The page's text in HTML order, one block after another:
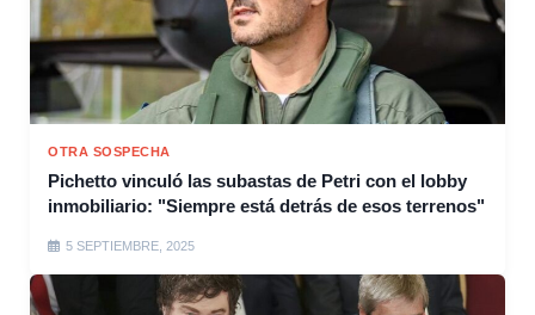
OTRA SOSPECHA
Pichetto vinculó las subastas de Petri con el lobby
inmobiliario: "Siempre está detrás de esos terrenos"
5 SEPTIEMBRE, 2025